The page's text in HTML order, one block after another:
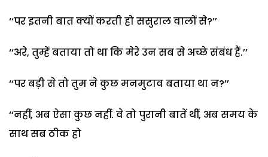
‘‘पर इतनी बात क्यों करती हो ससुराल वालों से?’’
‘‘अरे, तुम्हें बताया तो था कि मेरे उन सब से अच्छे संबंध हैं.’’
‘‘पर बड़ी से तो तुम ने कुछ मनमुटाव बताया था न?’’
‘‘नहीं, अब ऐसा कुछ नहीं. वे तो पुरानी बातें थीं, अब समय के
साथ सब ठीक हो